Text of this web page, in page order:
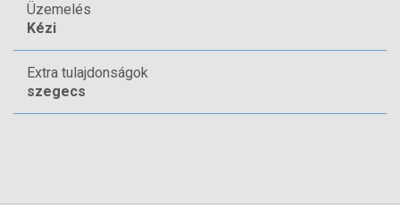
pneumatikus szegecselők fogyasztása
kapcsoló)
Üzemelés
Kézi
Extra tulajdonságok
szegecs